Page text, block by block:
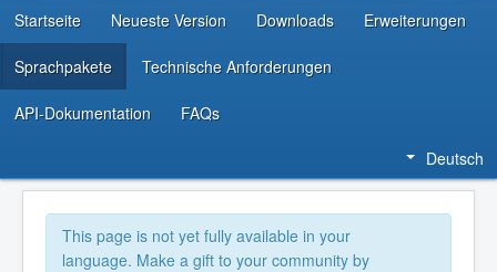
RESSOURCEN FÜR ENTWICKLER
Startseite Neueste Version Downloads Erweiterungen
Sprachpakete Technische Anforderungen
API-Dokumentation FAQs
Deutsch
This page is not yet fully available in your
language. Make a gift to your community by